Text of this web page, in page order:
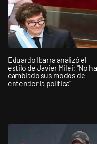
Eduardo Ibarra analizó el
estilo de Javier Milei: "No ha
cambiado sus modos de
entender la política"